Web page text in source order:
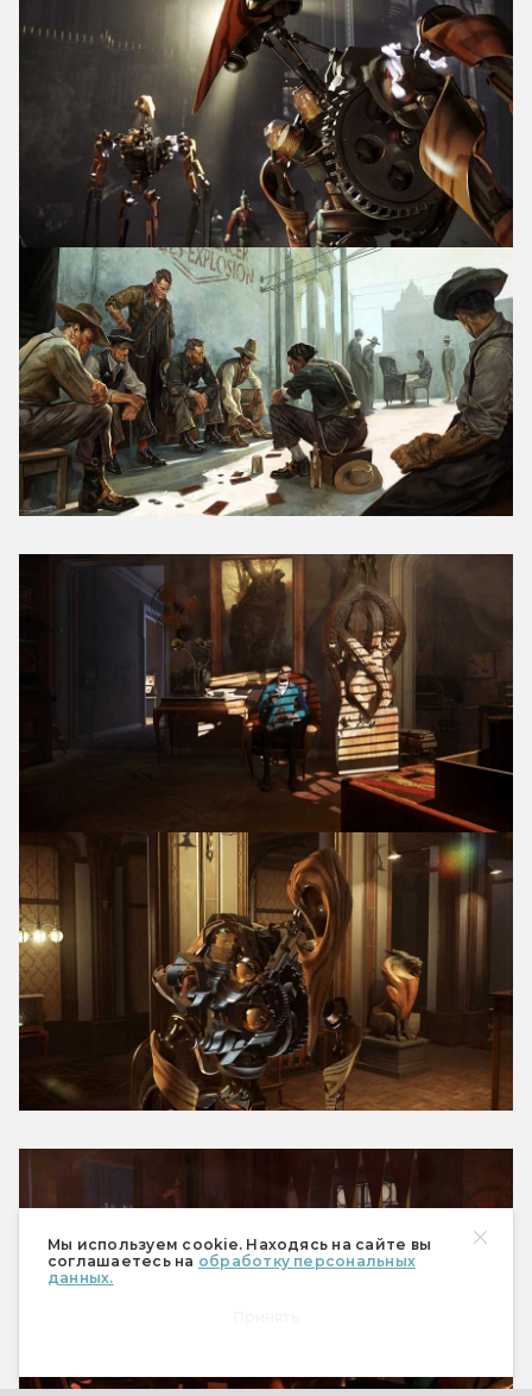
Мы используем cookie. Находясь на сайте вы
соглашаетесь на обработку персональных
данных.